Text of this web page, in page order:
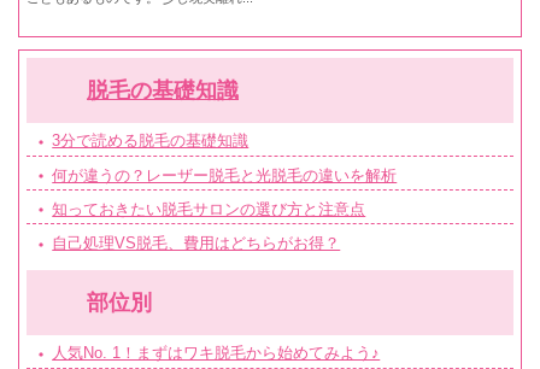
脱毛の基礎知識
3分で読める脱毛の基礎知識
何が違うの？レーザー脱毛と光脱毛の違いを解析
知っておきたい脱毛サロンの選び方と注意点
自己処理VS脱毛、費用はどちらがお得？
部位別
人気No. 1！まずはワキ脱毛から始めてみよう♪